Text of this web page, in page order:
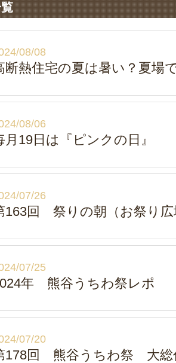
08/08
断熱住宅の夏は暑い？夏場
08/06
月19日は『ピンクの日』
07/26
163回 祭りの朝（お祭り広
07/25
年 熊谷うちわ祭レポ
07/20
178回 熊谷うちわ祭 大